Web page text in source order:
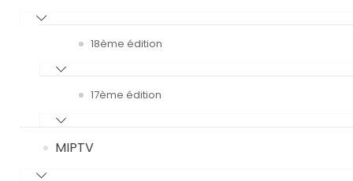
18ème édition
17ème édition
MIPTV